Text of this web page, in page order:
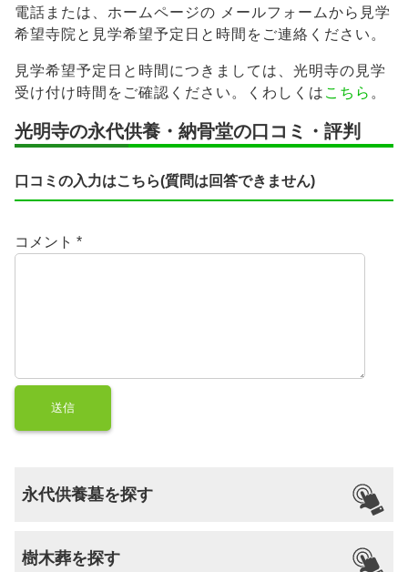
電話または、ホームページの メールフォームから見学
希望寺院と見学希望予定日と時間をご連絡ください。
見学希望予定日と時間につきましては、光明寺の見学
受け付け時間をご確認ください。くわしくは こちら 。
光明寺の永代供養・納骨堂の口コミ・評判
口コミの入力はこちら(質問は回答できません)
コメント *
永代供養墓を探す
樹木葬を探す